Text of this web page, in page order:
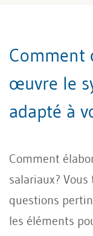
Comment
œuvre le
adapté à
Comment
salariaux?
questions
les éléments